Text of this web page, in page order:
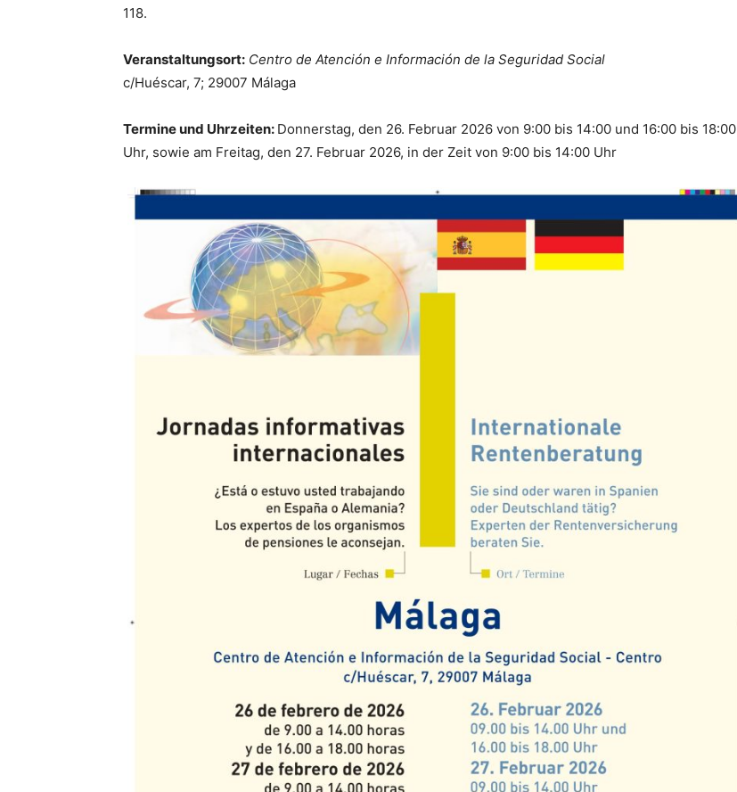
118.
Veranstaltungsort: Centro de Atención e Información de la Seguridad Social
c/Huéscar, 7; 29007 Málaga
Termine und Uhrzeiten: Donnerstag, den 26. Februar 2026 von 9:00 bis 14:00 und 16:00 bis 18:00
Uhr, sowie am Freitag, den 27. Februar 2026, in der Zeit von 9:00 bis 14:00 Uhr